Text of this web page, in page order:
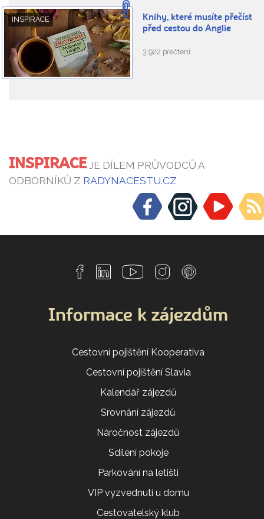
INSPIRACE
Knihy, které musíte přečíst
před cestou do Anglie
3.922 přečtení
INSPIRACEJE DÍLEM PRŮVODCŮ A
ODBORNÍKŮ Z RADYNACESTU.CZ
Informace k zájezdům
Cestovní pojištění Kooperativa
Cestovní pojištění Slavia
Kalendář zájezdů
Srovnání zájezdů
Náročnost zájezdů
Sdílení pokoje
Parkování na letišti
VIP vyzvednutí u domu
Cestovatelský klub